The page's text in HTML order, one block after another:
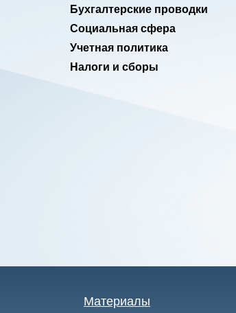
Бухгалтерские проводки
Социальная сфера
Учетная политика
Налоги и сборы
Материалы